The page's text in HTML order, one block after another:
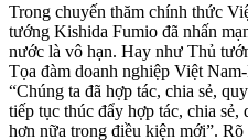
Trong chuyến thăm chính thức
tướng Kishida Fumio đã nhấn
nước là vô hạn. Hay như Thủ
Tọa đàm doanh nghiệp Việt
“Chúng ta đã hợp tác, chia sẻ,
tiếp tục thúc đẩy hợp tác, chia
hơn nữa trong điều kiện mới”.